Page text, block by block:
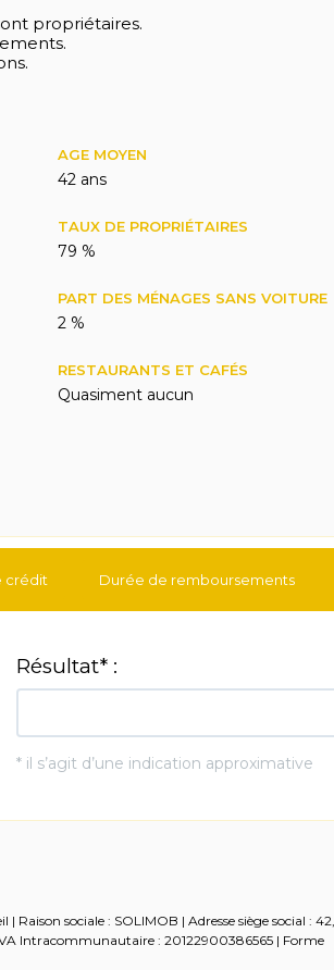
propriétaires.
AGE MOYEN
42 ans
TAUX DE PROPRIÉTAIRES
79 %
PART DES MÉNAGES SANS VOITURE
2 %
RESTAURANTS ET CAFÉS
Quasiment aucun
crédit Durée de remboursements
sociale : SOLIMOB | Adresse siège social :
Intracommunautaire : 20122900386565 | Forme